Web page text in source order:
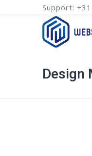
Support:
Design